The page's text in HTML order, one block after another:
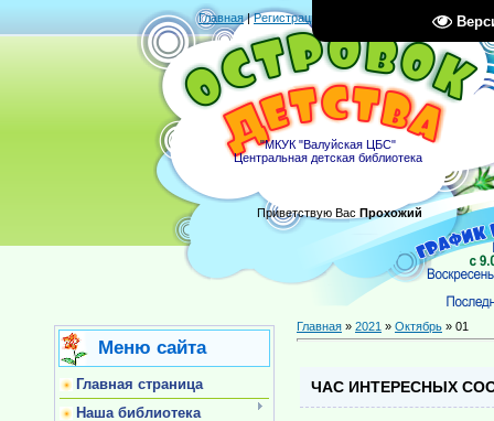
Главная|Регистрация
"МКУК "Валуйская ЦБС"
Центральная детская библиотека
Приветствую Вас Прохожий
Меню сайта
Главная страница
Наша библиотека
Главная » 2021 » Октябрь » 01
ЧАС ИНТЕРЕСНЫХ